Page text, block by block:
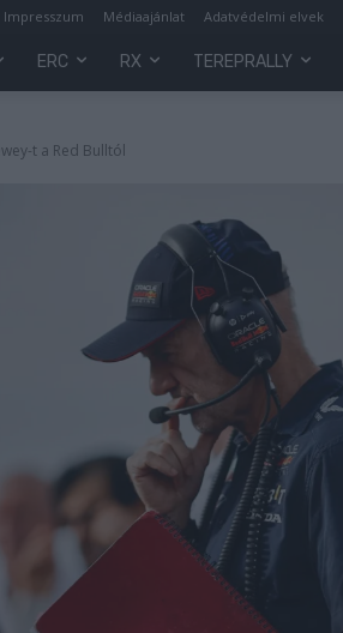
Impresszum Médiaajánlat Adatvédelmi elvek
ERC RX TEREPRALLY
t a Red Bulltól